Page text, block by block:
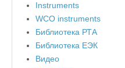
Instruments
WCO instruments
Библиотека РТА
Библиотека ЕЭК
Видео